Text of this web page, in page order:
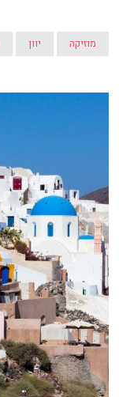
מוזיקה יוון